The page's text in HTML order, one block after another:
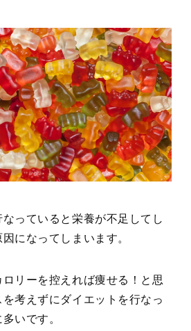
っていると栄養が不足してし
になってしまいます。
リーを控えれば痩せる！と思
考えずにダイエットを行なっ
いです。